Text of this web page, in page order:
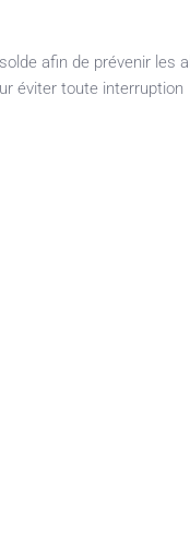
afin de prévenir les
éviter toute interruption